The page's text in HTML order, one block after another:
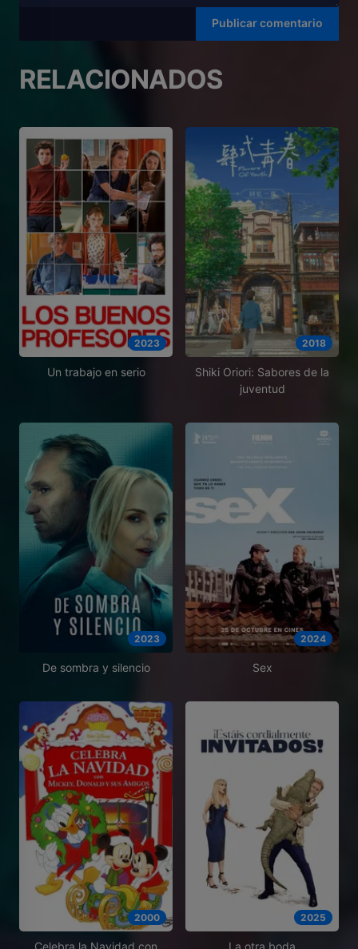
RELACIONADOS
2023
Un trabajo en serio
2018
Shiki Oriori: Sabores de la
juventud
2023
De sombra y silencio
2024
Sex
2000 2025